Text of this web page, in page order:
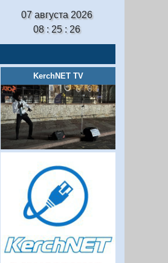
07 августа 2026
08 : 25 : 26
KerchNET TV